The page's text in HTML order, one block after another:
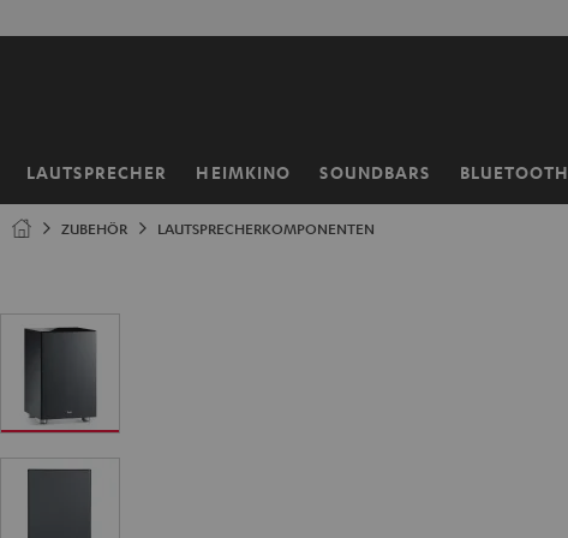
LAUTSPRECHER HEIMKINO SOUNDBARS BLUETOOTH
Startseite
ZUBEHÖR LAUTSPRECHERKOMPONENTEN